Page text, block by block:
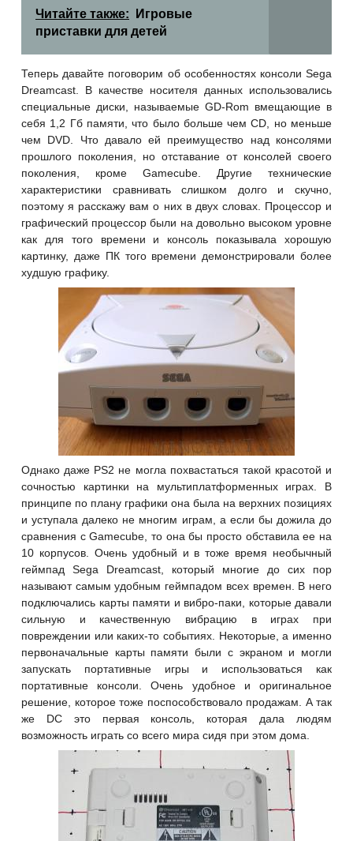
Читайте также:
Игровые
приставки для детей
Теперь давайте поговорим об особенностях консоли Sega
Dreamcast. В качестве носителя данных использовались
специальные диски, называемые GD-Rom вмещающие в
себя 1,2 Гб памяти, что было больше чем CD, но меньше
чем DVD. Что давало ей преимущество над консолями
прошлого поколения, но отставание от консолей своего
поколения, кроме Gamecube. Другие технические
характеристики сравнивать слишком долго и скучно,
поэтому я расскажу вам о них в двух словах. Процессор и
графический процессор были на довольно высоком уровне
как для того времени и консоль показывала хорошую
картинку, даже ПК того времени демонстрировали более
худшую графику.
Однако даже PS2 не могла похвастаться такой красотой и
сочностью картинки на мультиплатформенных играх. В
принципе по плану графики она была на верхних позициях
и уступала далеко не многим играм, а если бы дожила до
сравнения с Gamecube, то она бы просто обставила ее на
10 корпусов. Очень удобный и в тоже время необычный
геймпад Sega Dreamcast, который многие до сих пор
называют самым удобным геймпадом всех времен. В него
подключались карты памяти и вибро-паки, которые давали
сильную и качественную вибрацию в играх при
повреждении или каких-то событиях. Некоторые, а именно
первоначальные карты памяти были с экраном и могли
запускать портативные игры и использоваться как
портативные консоли. Очень удобное и оригинальное
решение, которое тоже поспособствовало продажам. А так
же DC это первая консоль, которая дала людям
возможность играть со всего мира сидя при этом дома.